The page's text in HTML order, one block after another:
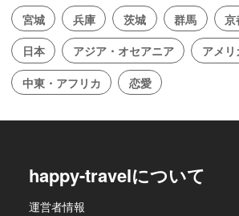
宮城
兵庫 茨城 群馬 京
日本
アジア・オセアニア アメリ
中東・アフリカ
恋愛
happy-travelについて
運営者情報